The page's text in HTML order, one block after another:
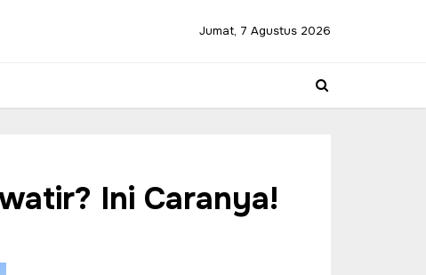
Jumat, 7 Agustus 2026
Ini Caranya!